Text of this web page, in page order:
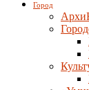
Город